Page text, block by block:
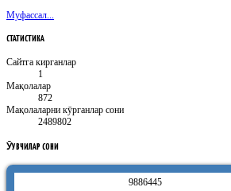
Муфассал...
СТАТИСТИКА
Сайтга кирганлар
1
Мақолалар
872
Мақолаларни кӯрганлар сони
2489802
ӮҚУВЧИЛАРСОНИ
9886445